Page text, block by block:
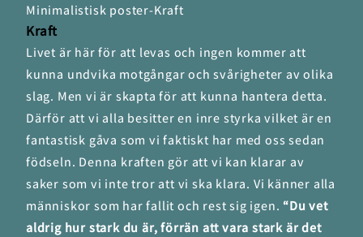
Minimalistisk poster-Kraft
Kraft
Livet är här för att levas och ingen kommer att
kunna undvika motgångar och svårigheter av olika
slag. Men vi är skapta för att kunna hantera detta.
Därför att vi alla besitter en inre styrka vilket är en
fantastisk gåva som vi faktiskt har med oss sedan
födseln. Denna kraften gör att vi kan klarar av
saker som vi inte tror att vi ska klara. Vi känner alla
människor som har fallit och rest sig igen. “Du vet
aldrig hur stark du är, förrän att vara stark är det